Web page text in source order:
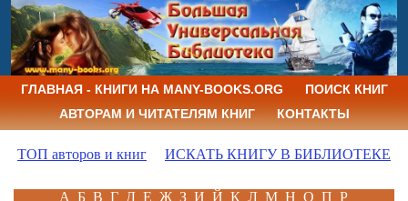
ГЛАВНАЯ - КНИГИ НА MANY-BOOKS.ORG
ПОИСК КНИГ
АВТОРАМ И ЧИТАТЕЛЯМ КНИГ
КОНТАКТЫ
ТОП авторов и книг ИСКАТЬ КНИГУ В БИБЛИОТЕКЕ
А Б В Г Д Е Ж З И Й К Л М Н О П Р